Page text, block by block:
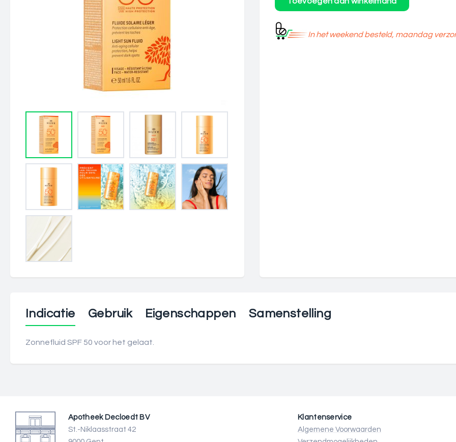
In het weekend besteld, maandag
Indicatie Gebruik Eigenschappen Samenstelling
Zonnefluid SPF 50 voor het gelaat.
Apotheek Decloedt BV
St.-Niklaasstraat 42
Klantenservice
Algemene Voorwaarden